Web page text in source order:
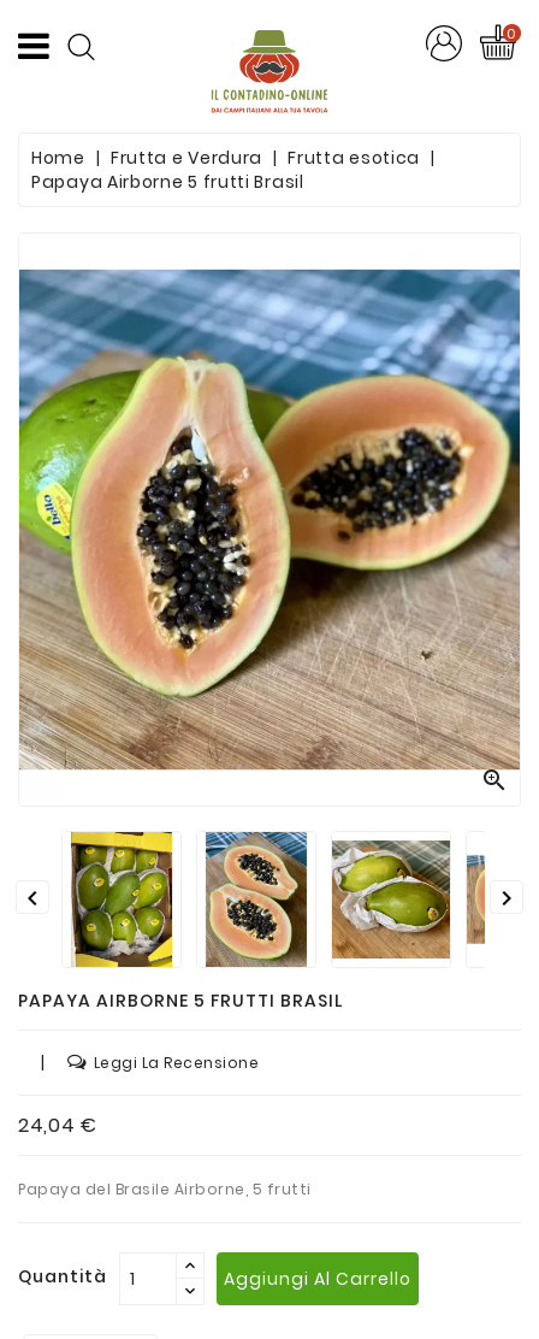
Frutta
Formaggi
Salumi
Succhi
Di
Frutta
Pasta
Artigianale
Passate
E
Conserve
Vini
E
Birre
0
Home Frutta e Verdura
Frutta esotica
Papaya Airborne 5 frutti Brasil

 
PAPAYA AIRBORNE 5 FRUTTI BRASIL
| Leggi La Recensione
24,04 €
Papaya del Brasile Airborne, 5 frutti
Quantità Aggiungi Al Carrello